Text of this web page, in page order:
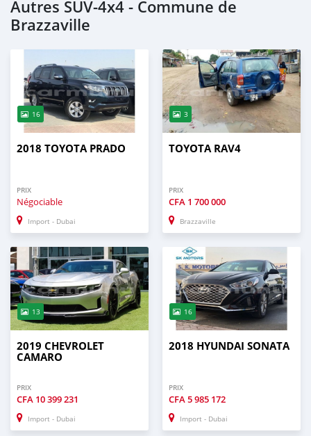
Autres SUV‒4x4 - Commune de
Brazzaville
16
2018 TOYOTA PRADO
PRIX
Négociable
Import - Dubai
3
TOYOTA RAV4
PRIX
CFA 1 700 000
Brazzaville
13
2019 CHEVROLET
CAMARO
PRIX
CFA 10 399 231
Import - Dubai
16
2018 HYUNDAI SONATA
PRIX
CFA5 985 172
Import - Dubai